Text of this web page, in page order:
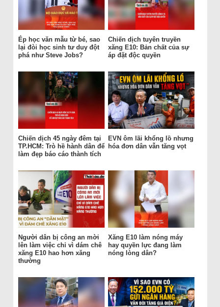
Ép học văn mẫu từ bé, sao
lại đòi học sinh tư duy đột
phá như Steve Jobs?
Chiến dịch tuyên truyền
xăng E10: Bản chất của sự
áp đặt độc quyền
Chiến dịch 45 ngày đêm tại
TP.HCM: Trò hề hành dân để
làm đẹp báo cáo thành tích
EVN ôm lãi khổng lồ nhưng
hóa đơn dân vẫn tăng vọt
Người dân bị công an mời
lên làm việc chỉ vì dám chê
xăng E10 hao hơn xăng
thường
Xăng E10 làm nóng máy
hay quyền lực đang làm
nóng lòng dân?